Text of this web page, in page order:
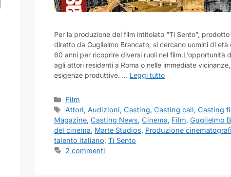
Per la produzione del film intitolato “Ti Sento”,
diretto da Guglielmo Brancato, si cercano uomini di
60 anni per ricoprire diversi ruoli nel film.L’opportunità
agli attori residenti a Roma o nelle immediate
esigenze produttive. … Leggi tutto
Categorie
Film
Tag
Attori, Audizioni,Casting,Casting call,Casting
Magazine, Casting News, Cinema, Film, Guglielmo
del cinema, Marte Studios, Produzione
talento italiano, Ti Sento
2 commenti